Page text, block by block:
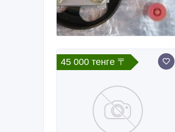
45 000 тенге 〒